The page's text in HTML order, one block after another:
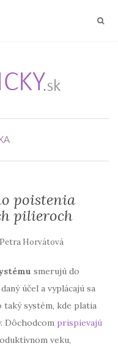
poistenia
pilieroch
Petra Horvátová
smerujú do
účel a vyplácajú sa
taký systém, kde platia
Dôchodcom prispievajú
veku,